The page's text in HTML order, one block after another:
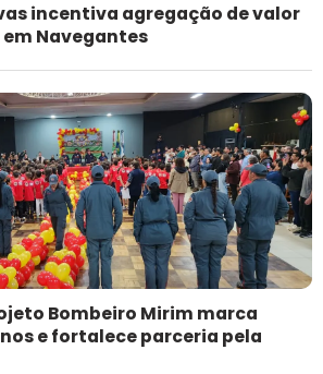
incentiva agregação de valor
Navegantes
Bombeiro Mirim marca
e fortalece parceria pela